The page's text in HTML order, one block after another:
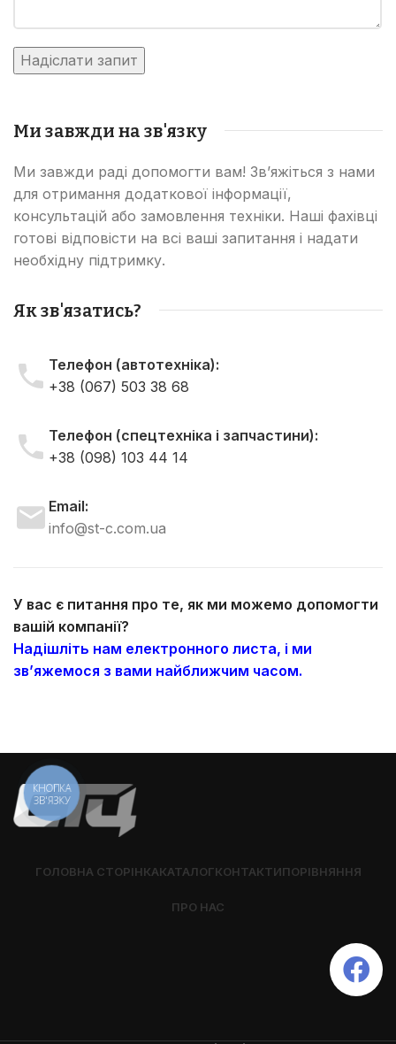
Ми завжди на зв'язку
Ми завжди раді допомогти вам! Зв’яжіться з нами
для отримання додаткової інформації,
консультацій або замовлення техніки. Наші фахівці
готові відповісти на всі ваші запитання і надати
необхідну підтримку.
Як зв'язатись?
Телефон (автотехніка):
+38 (067) 503 38 68
Телефон (спецтехніка і запчастини):
+38 (098) 103 44 14
Email:
info@st-c.com.ua
У вас є питання про те, як ми можемо допомогти
вашій компанії?
Надішліть нам електронного листа, і ми
зв’яжемося з вами найближчим часом.
ГОЛОВНА СТОРІНКАКАТАЛОГКОНТАКТИПОРІВНЯННЯ
ПРО НАС
КНОПКА
ЗВ'ЯЗКУ